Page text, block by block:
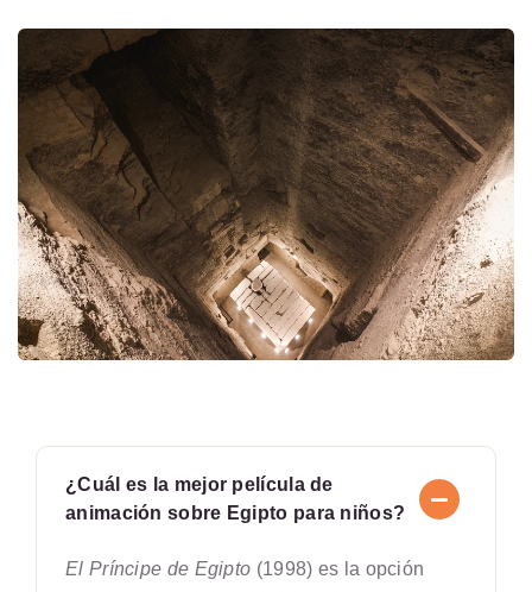
¿Cuál es la mejor película de
animación sobre Egipto para niños?
El Príncipe de Egipto (1998) es la opción